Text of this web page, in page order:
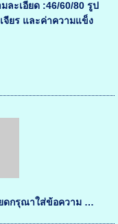
ละเอียด :46/60/80 รูป
จียร และค่าความแข็ง
ดกรุณาใส่ข้อความ …